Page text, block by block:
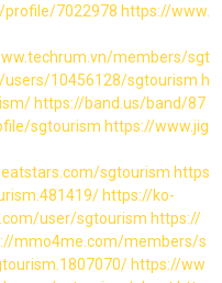
7022978 https://www.
members/sgt
users/10456128/sgtourism h
https://band.us/band/87
sgtourism https://www.jig
sgtourism https
https://ko-
user/sgtourism https://
mmo4me.com/members/s
https://ww